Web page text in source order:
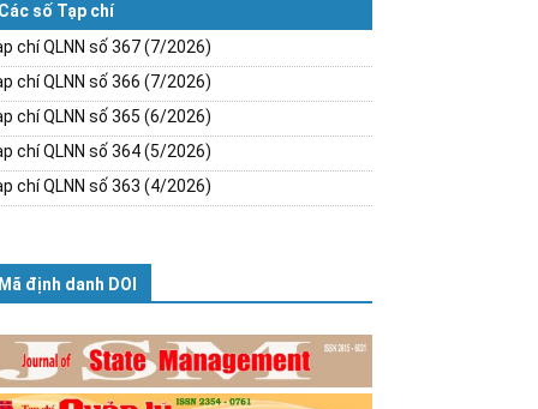
Các số Tạp chí
chí QLNN số 367 (7/2026)
chí QLNN số 366 (7/2026)
chí QLNN số 365 (6/2026)
chí QLNN số 364 (5/2026)
chí QLNN số 363 (4/2026)
Mã định danh DOI